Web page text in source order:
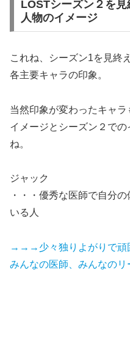
LOSTシーズン２を
人物のイメージ
これね、シーズン1を見終
各主要キャラの印象。
当然印象が変わったキャ
イメージとシーズン２で
ね。
ジャック
・・・優秀な医師で自分
いる人
→→→少々独りよがりで頑
みんなの医師、みんなの